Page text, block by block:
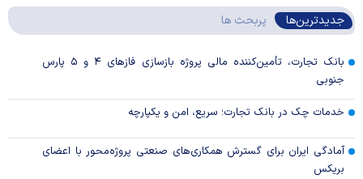
جدیدترین‌ها پربحث ها
بانک تجارت، تأمین‌کننده مالی پروژه بازسازی فاز‌های ۴ و ۵ پارس
جنوبی
خدمات چک در بانک تجارت؛ سریع، امن و یکپارچه
آمادگی ایران برای گسترش همکاری‌های صنعتی پروژه‌محور با اعضای
بریکس